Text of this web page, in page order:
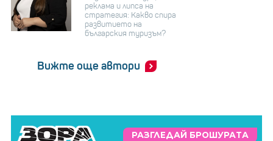
реклама и липса на
стратегия: Какво спира
развитието на
българския туризъм?
Вижте още автори
РАЗГЛЕДАЙ БРОШУРАТА